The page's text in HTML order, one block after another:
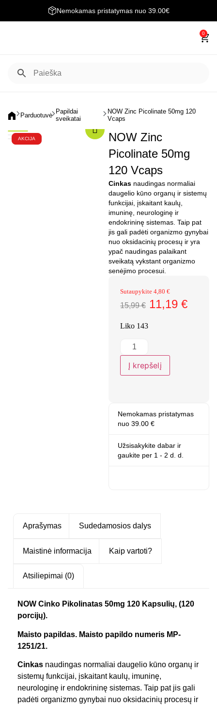
Nemokamas pristatymas nuo 39.00€
0
Parduotuvė Papildai
sveikatai
NOW Zinc Picolinate 50mg 120
Vcaps
AKCIJA
NOW Zinc
Picolinate 50mg
120 Vcaps
Cinkas naudingas normaliai
daugelio kūno organų ir sistemų
funkcijai, įskaitant kaulų,
imuninę, neurologinę ir
endokrininę sistemas. Taip pat
jis gali padėti organizmo gynybai
nuo oksidacinių procesų ir yra
ypač naudingas palaikant
sveikatą vykstant organizmo
senėjimo procesui.
Sutaupykite 4,80 €
15,99€ 11,19 €
Liko 143
Į krepšelį
Nemokamas pristatymas
nuo 39.00 €
Užsisakykite dabar ir
gaukite per 1 - 2 d. d.
Aprašymas Sudedamosios dalys
Maistinė informacija Kaip vartoti?
Atsiliepimai (0)
NOW Cinko Pikolinatas 50mg 120 Kapsulių, (120
porcijų).
Maisto papildas. Maisto papildo numeris MP-
1251/21.
Cinkas naudingas normaliai daugelio kūno organų ir
sistemų funkcijai, įskaitant kaulų, imuninę,
neurologinę ir endokrininę sistemas. Taip pat jis gali
padėti organizmo gynybai nuo oksidacinių procesų ir